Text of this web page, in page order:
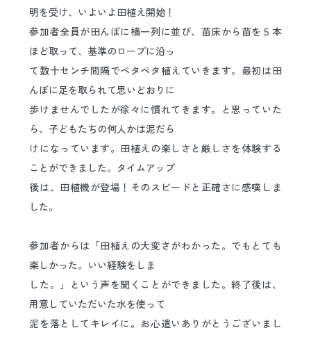
明を受け、いよいよ田植え開始！
参加者全員が田んぼに横一列に並び、苗床から苗を５本
ほど取って、基準のロープに沿っ
て数十センチ間隔でペタペタ植えていきます。最初は田
んぼに足を取られて思いどおりに
歩けませんでしたが徐々に慣れてきます。と思っていた
ら、子どもたちの何人かは泥だら
けになっています。田植えの楽しさと厳しさを体験する
ことができました。タイムアップ
後は、田植機が登場！そのスピードと正確さに感嘆しま
した。
参加者からは「田植えの大変さがわかった。でもとても
楽しかった。いい経験をしま
した。」という声を聞くことができました。終了後は、
用意していただいた水を使って
泥を落としてキレイに。お心遣いありがとうございまし